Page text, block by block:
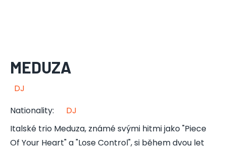
MEDUZA
DJ
Nationality:
DJ
Italské trio Meduza, známé svými hitmi jako "Piece
Of Your Heart" a "Lose Control", si během dvou let